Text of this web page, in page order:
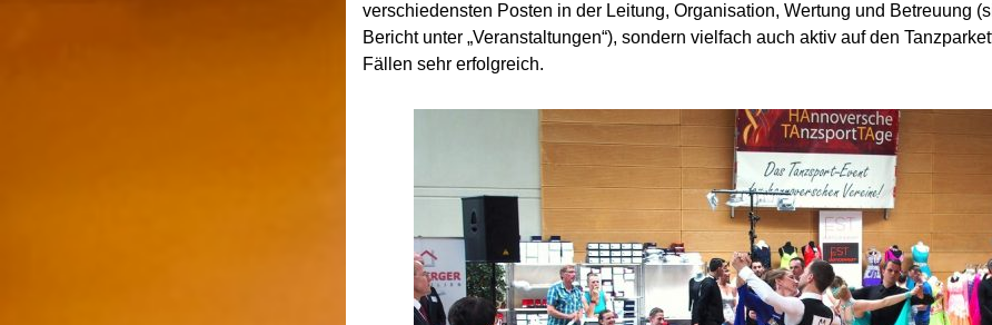
verschiedensten Posten in der Leitung, Organisation, Wertung und Betreuung
Bericht unter „Veranstaltungen“), sondern vielfach auch aktiv auf den
Fällen sehr erfolgreich.